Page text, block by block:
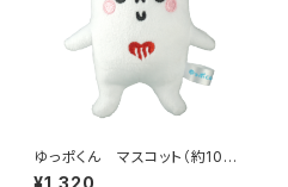
ゆっポくん マスコット（約10c
m）
¥1,320